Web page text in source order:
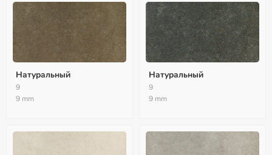
Натуральный
9
9 mm
Натуральный
9
9 mm